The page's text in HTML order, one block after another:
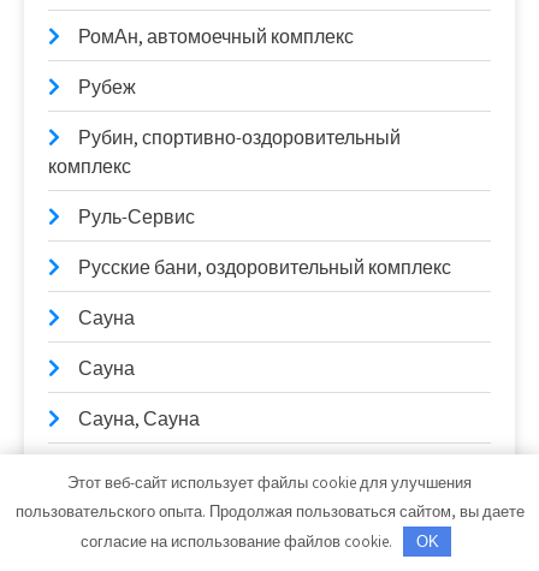
РомАн, автомоечный комплекс
Рубеж
Рубин, спортивно-оздоровительный
комплекс
Руль-Сервис
Русские бани, оздоровительный комплекс
Сауна
Сауна
Сауна, Сауна
Сауна, Сауна
Этот веб-сайт использует файлы cookie для улучшения
пользовательского опыта. Продолжая пользоваться сайтом, вы даете
согласие на использование файлов cookie.
OK